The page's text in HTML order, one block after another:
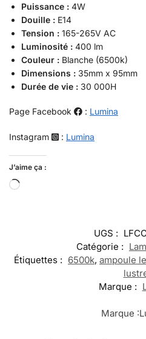
Puissance : 4W
Douille : E14
Tension : 165-265V AC
Luminosité : 400 lm
Couleur : Blanche (6500k)
Dimensions : 35mm x 95mm
Durée de vie : 30 000H
Page Facebook : Lumina
Instagram : Lumina
J’aime ça :
UGS :
Catégorie :
Étiquettes : 6500k, ampoule
Marque :
Marque :